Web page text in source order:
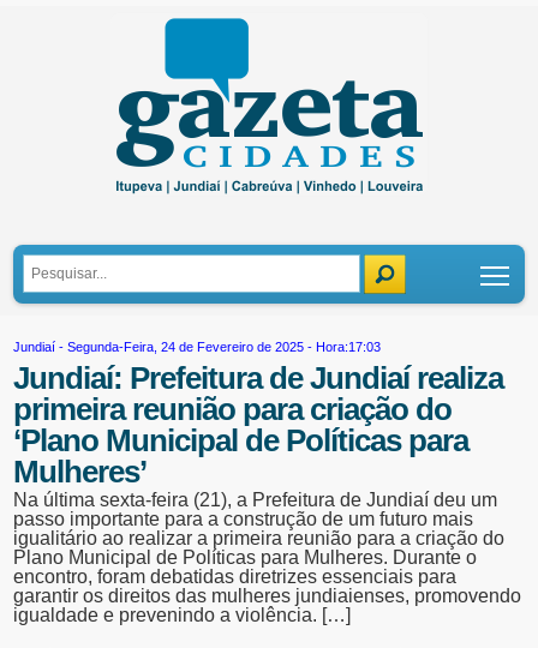
Jundiaí - Segunda-Feira, 24 de Fevereiro de 2025 - Hora:17:03
Jundiaí: Prefeitura de Jundiaí realiza
primeira reunião para criação do
‘Plano Municipal de Políticas para
Mulheres’
Na última sexta-feira (21), a Prefeitura de Jundiaí deu um
passo importante para a construção de um futuro mais
igualitário ao realizar a primeira reunião para a criação do
Plano Municipal de Políticas para Mulheres. Durante o
encontro, foram debatidas diretrizes essenciais para
garantir os direitos das mulheres jundiaienses, promovendo
igualdade e prevenindo a violência. […]